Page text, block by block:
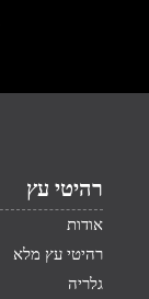
רהיטי עץ
אודות
רהיטי עץ מלא
גלריה